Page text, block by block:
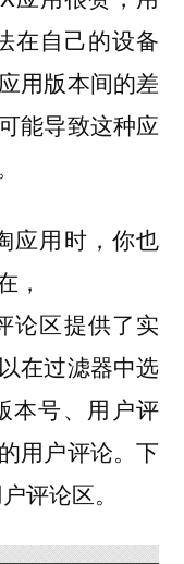
在自己的设备
用版本间的差
能导致这种应
应用时，你也
，
论区提供了实
在过滤器中选
本号、用户评
用户评论。下
评论区。